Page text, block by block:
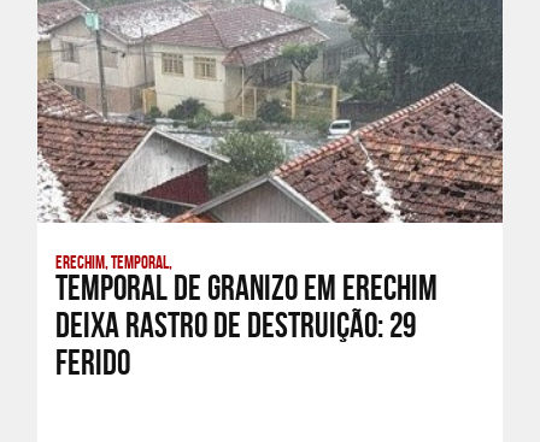
Erechim, Temporal,
Temporal de Granizo em Erechim
deixa rastro de destruição: 29
Ferido